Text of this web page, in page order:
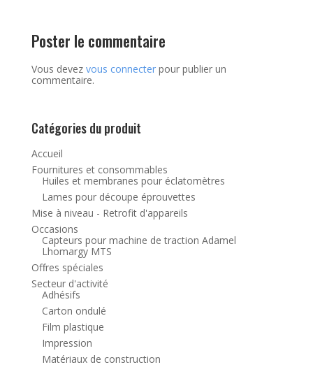
Poster le commentaire
Vous devez vous connecterpour publier un
commentaire.
Catégories du produit
Accueil
Fournitures et consommables
Huiles et membranes pour éclatomètres
Lames pour découpe éprouvettes
Mise à niveau - Retrofit d'appareils
Occasions
Capteurs pour machine de traction Adamel
Lhomargy MTS
Offres spéciales
Secteur d'activité
Adhésifs
Carton ondulé
Film plastique
Impression
Matériaux de construction